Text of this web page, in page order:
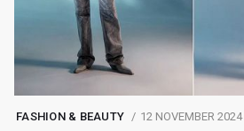
FASHION & BEAUTY 12 NOVEMBER 2024